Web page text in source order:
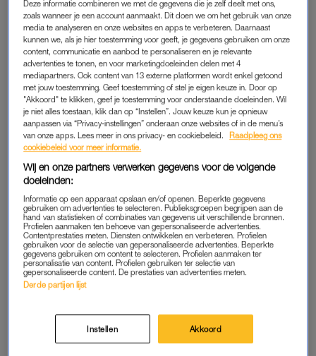
Dat ‘slechte gevoel’ begon feitelijk al in 2013. “Ik had in één
week drie tentamens, ik moest verhuizen, m’n moeder kreeg
een TIA en ik had problemen met mijn eigen bedrijf dat ik net
was begonnen.” Na die helse week kreeg Hugo overal pijn. Hij
werd onderzocht en een scala aan oorzaken passeerden de
revue. “Volgens de huisarts een burn-out, daarna kreeg ik de
diagnoses fibromyalgie, chronisch vermoeidheid syndroom
kwam ook voorbij alsook PTSS en zelfs een
depersonalisatiestoornis (gevoel van vervreemding, red.)”. Er
volgden allerlei behandelingen, zonder resultaat. Hugo: “Ik
wilde zo graag doorleven, gewoon weer gezond zijn. Ik pushte
mijn lichaam tot het uiterste. Ook weer met die reis.”
EINDE WERELDREIS
In 2017 besloot Hugo zijn wereldreis toch af te breken, omdat
het “echt niet meer ging”. Hugo ging terug naar Amsterdam,
verbleven. Omdat hij eerder huis en haard van de hand had
gedaan, restte hem niets anders dan bivakkeren bij een
vriendin. “Ik had nog maar twee rugzakken over aan spullen.”
Deze informatie combineren we met de gegevens die je zelf deelt met ons,
zoals wanneer je een account aanmaakt. Dit doen we om het gebruik van onze
media te analyseren en onze websites en apps te verbeteren. Daarnaast
kunnen we, als je hier toestemming voor geeft, je gegevens gebruiken om onze
content, communicatie en aanbod te personaliseren en je relevante
advertenties te tonen, en voor marketingdoeleinden delen met 4
mediapartners. Ook content van 13 externe platformen wordt enkel getoond
met jouw toestemming. Geef toestemming of stel je eigen keuze in. Door op
"Akkoord" te klikken, geef je toestemming voor onderstaande doeleinden. Wil
je niet alles toestaan, klik dan op “Instellen”. Jouw keuze kun je opnieuw
aanpassen via “Privacy-instellingen” onderaan onze websites of in de menu’s
van onze apps. Lees meer in ons privacy- en cookiebeleid.
Raadpleeg ons
cookiebeleid voor meer informatie.
Wij en onze partners verwerken gegevens voor de volgende
doeleinden:
Informatie op een apparaat opslaan en/of openen. Beperkte gegevens
gebruiken om advertenties te selecteren. Publieksgroepen begrijpen aan de
hand van statistieken of combinaties van gegevens uit verschillende bronnen.
Profielen aanmaken ten behoeve van gepersonaliseerde advertenties.
Contentprestaties meten. Diensten ontwikkelen en verbeteren. Profielen
gebruiken voor de selectie van gepersonaliseerde advertenties. Beperkte
gegevens gebruiken om content te selecteren. Profielen aanmaken ter
personalisatie van content. Profielen gebruiken ter selectie van
gepersonaliseerde content. De prestaties van advertenties meten.
Derde partijen lijst
Instellen Akkoord